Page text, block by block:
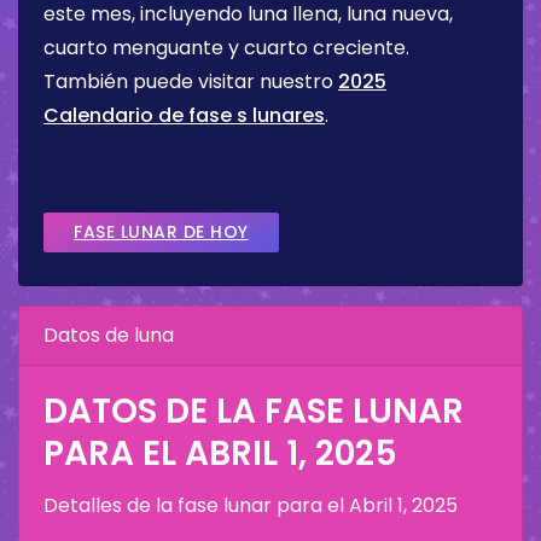
este mes, incluyendo luna llena, luna nueva,
cuarto menguante y cuarto creciente.
También puede visitar nuestro 2025
Calendario de fase s lunares.
FASE LUNAR DE HOY
Datos de luna
DATOS DE LA FASE LUNAR
PARA EL ABRIL 1, 2025
Detalles de la fase lunar para elAbril 1, 2025